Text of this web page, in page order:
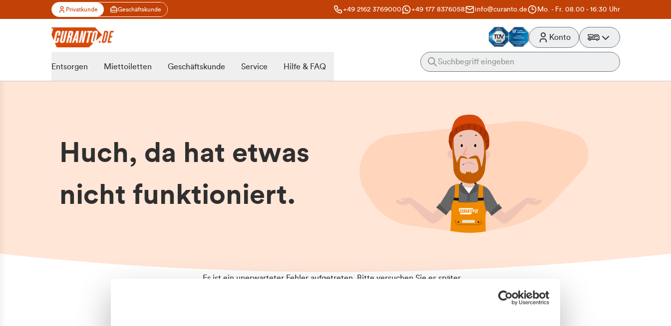
Privatkunde Geschäftskunde +49 2162 3769000 +49 177 8376058 info@curanto.de Mo. - Fr. 08.00 - 16:30 Uhr
Konto
Entsorgen Miettoiletten Geschäftskunde Service Hilfe & FAQ
Huch, da hat etwas
nicht funktioniert.
Es ist ein unerwarteter Fehler aufgetreten. Bitte versuchen Sie es später